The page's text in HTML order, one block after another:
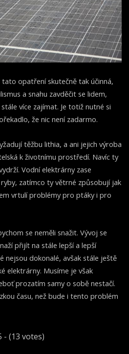
opatření skutečně tak účinná,
a snahu zavděčit se lidem,
více zajímat. Je totiž nutné si
že nic není zadarmo.
těžbu lithia, a ani jejich výroba
k životnímu prostředí. Navíc ty
Vodní elektrárny zase
zatímco ty větrné způsobují jak
vrtulí problémy pro ptáky i pro
se neměli snažit. Vývoj se
přijít na stále lepší a lepší
nejsou dokonalé, avšak stále ještě
elektrárny. Musíme je však
prozatím samy o sobě nestačí.
času, než bude i tento problém
- (13 votes)